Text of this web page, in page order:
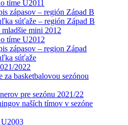
tíme U2011
zápasov – región Západ B
súťaže – región Západ B
mini 2012
tíme U2012
zápasov – region Západ
súťaže
2022
za basketbalovou sezónou
pre sezónu 2021/22
naších tímov v sezóne